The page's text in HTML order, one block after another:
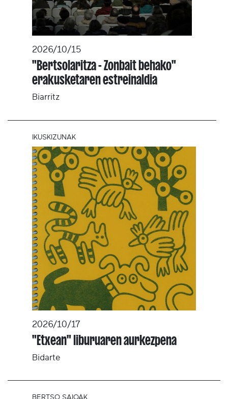
2026/10/15
"Bertsolaritza - Zonbait behako"
erakusketaren estreinaldia
Biarritz
IKUSKIZUNAK
2026/10/17
"Etxean" liburuaren aurkezpena
Bidarte